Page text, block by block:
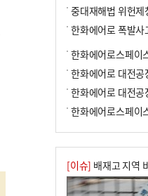
한화에어로 대전공
[이슈] 배재고 지역